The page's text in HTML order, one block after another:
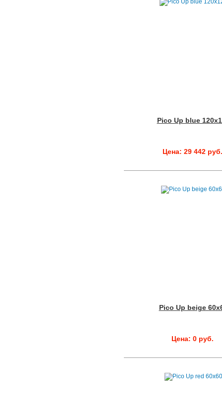
Pico Up blue
Цена: 29 442 руб.
Pico Up beige
Цена: 0 руб.